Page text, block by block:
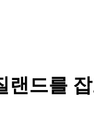
랜드를